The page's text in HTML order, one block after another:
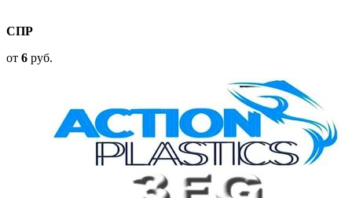
СПР
от 6 руб.